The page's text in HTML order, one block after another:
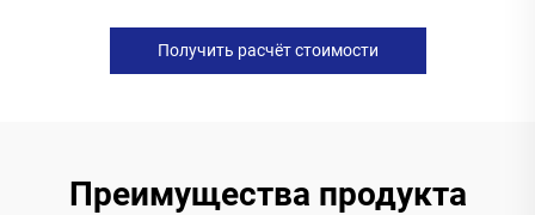
Получить расчёт стоимости
Преимущества продукта